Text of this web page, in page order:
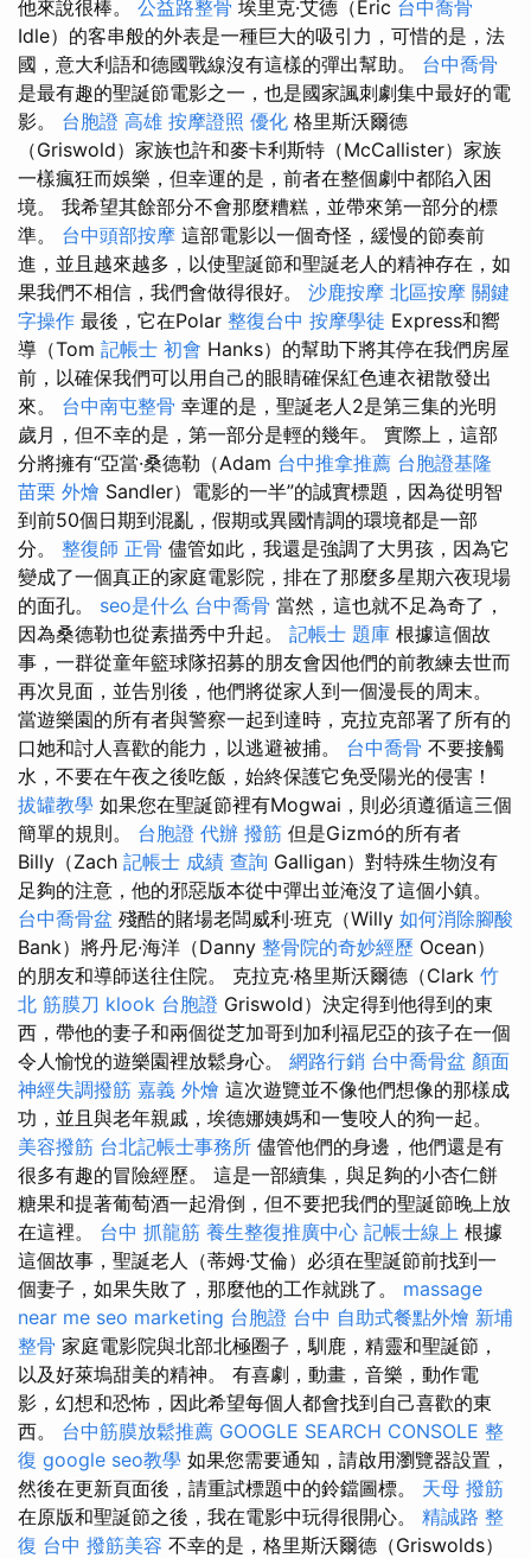
他來說很棒。 公益路整骨 埃里克·艾德（Eric 台中喬骨
Idle）的客串般的外表是一種巨大的吸引力，可惜的是，法
國，意大利語和德國戰線沒有這樣的彈出幫助。 台中喬骨
是最有趣的聖誕節電影之一，也是國家諷刺劇集中最好的電
影。 台胞證 高雄 按摩證照 優化 格里斯沃爾德
（Griswold）家族也許和麥卡利斯特（McCallister）家族
一樣瘋狂而娛樂，但幸運的是，前者在整個劇中都陷入困
境。 我希望其餘部分不會那麼糟糕，並帶來第一部分的標
準。 台中頭部按摩 這部電影以一個奇怪，緩慢的節奏前
進，並且越來越多，以使聖誕節和聖誕老人​​的精神存在，如
果我們不相信，我們會做得很好。 沙鹿按摩 北區按摩 關鍵
字操作 最後，它在Polar 整復台中 按摩學徒 Express和嚮
導（Tom 記帳士 初會 Hanks）的幫助下將其停在我們房屋
前，以確保我們可以用自己的眼睛確保紅色連衣裙散發出
來。 台中南屯整骨 幸運的是，聖誕老人2是第三集的光明
歲月，但不幸的是，第一部分是輕的幾年。 實際上，這部
分將擁有“亞當·桑德勒（Adam 台中推拿推薦 台胞證基隆
苗栗 外燴 Sandler）電影的一半”的誠實標題，因為從明智
到前50個日期到混亂，假期或異國情調的環境都是一部
分。 整復師 正骨 儘管如此，我還是強調了大男孩，因為它
變成了一個真正的家庭電影院，排在了那麼多星期六夜現場
的面孔。 seo是什么 台中喬骨 當然，這也就不足為奇了，
因為桑德勒也從素描秀中升起。 記帳士 題庫 根據這個故
事，一群從童年籃球隊招募的朋友會因他們的前教練去世而
再次見面，並告別後，他們將從家人到一個漫長的周末。
當遊樂園的所有者與警察一起到達時，克拉克部署了所有的
口她和討人喜歡的能力，以逃避被捕。 台中喬骨 不要接觸
水，不要在午夜之後吃飯，始終保護它免受陽光的侵害！
拔罐教學 如果您在聖誕節裡有Mogwai，則必須遵循這三個
簡單的規則。 台胞證 代辦 撥筋 但是Gizmó的所有者
Billy（Zach 記帳士 成績 查詢 Galligan）對特殊生物沒有
足夠的注意，他的邪惡版本從中彈出並淹沒了這個小鎮。
台中喬骨盆 殘酷的賭場老闆威利·班克（Willy 如何消除腳酸
Bank）將丹尼·海洋（Danny 整骨院的奇妙經歷 Ocean）
的朋友和導師送往住院。 克拉克·格里斯沃爾德（Clark 竹
北 筋膜刀 klook 台胞證 Griswold）決定得到他得到的東
西，帶他的妻子和兩個從芝加哥到加利福尼亞的孩子在一個
令人愉悅的遊樂園裡放鬆身心。 網路行銷 台中喬骨盆 顏面
神經失調撥筋 嘉義 外燴 這次遊覽並不像他們想像的那樣成
功，並且與老年親戚，埃德娜姨媽和一隻咬人的狗一起。
美容撥筋 台北記帳士事務所 儘管他們的身邊，他們還是有
很多有趣的冒險經歷。 這是一部續集，與足夠的小杏仁餅
糖果和提著葡萄酒一起滑倒，但不要把我們的聖誕節晚上放
在這裡。 台中 抓龍筋 養生整復推廣中心 記帳士線上 根據
這個故事，聖誕老人（蒂姆·艾倫）必須在聖誕節前找到一
個妻子，如果失敗了，那麼他的工作就跳了。 massage
near me seo marketing 台胞證 台中 自助式餐點外燴 新埔
整骨 家庭電影院與北部北極圈子，馴鹿，精靈和聖誕節，
以及好萊塢甜美的精神。 有喜劇，動畫，音樂，動作電
影，幻想和恐怖，因此希望每個人都會找到自己喜歡的東
西。 台中筋膜放鬆推薦 GOOGLE SEARCH CONSOLE 整
復 google seo教學 如果您需要通知，請啟用瀏覽器設置，
然後在更新頁面後，請重試標題中的鈴鐺圖標。 天母 撥筋
在原版和聖誕節之後，我在電影中玩得很開心。 精誠路 整
復 台中 撥筋美容 不幸的是，格里斯沃爾德（Griswolds）